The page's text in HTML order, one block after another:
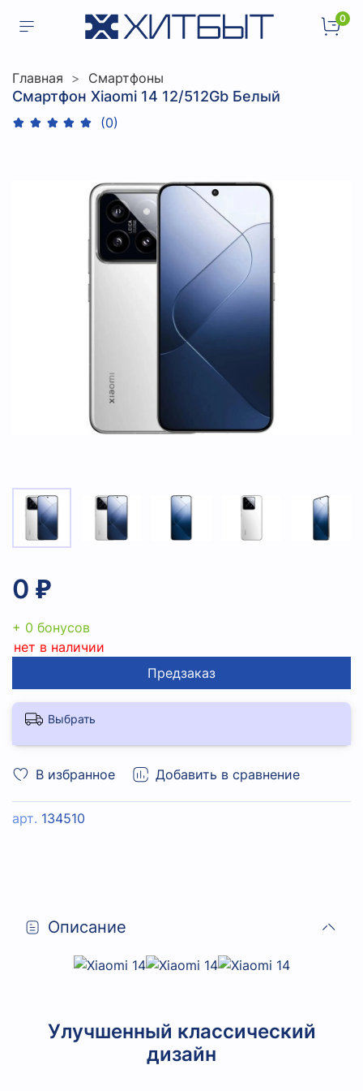
0
Главная Смартфоны
Смартфон Xiaomi 14 12/512Gb Белый
(0)
В избранное Добавить в сравнение
арт. 134510
0 ₽
+ 0 бонусов
нет в наличии
Предзаказ
Выбрать
Описание
Улучшенный классический
дизайн